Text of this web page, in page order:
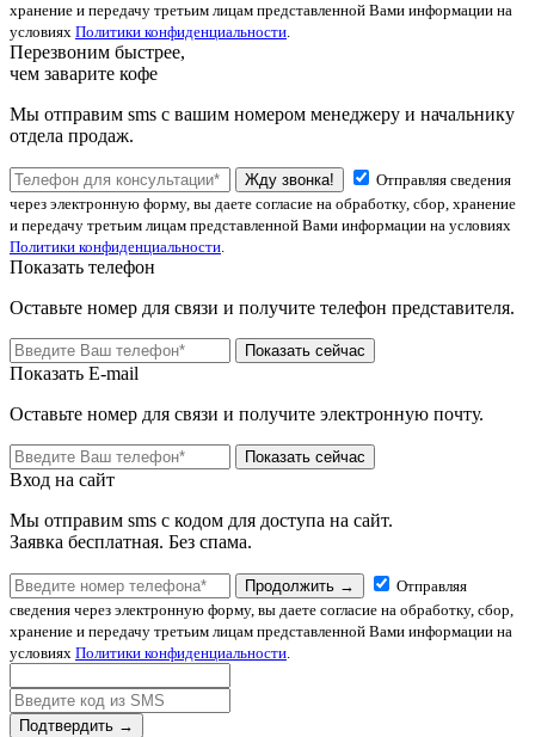
хранение и передачу третьим лицам представленной Вами информации на
условиях Политики конфиденциальности.
Перезвоним быстрее,
чем заварите кофе
Мы отправим sms с вашим номером менеджеру и начальнику
отдела продаж.
Жду звонка!
Отправляя сведения
через электронную форму, вы даете согласие на обработку, сбор, хранение
и передачу третьим лицам представленной Вами информации на условиях
Политики конфиденциальности.
Показать телефон
Оставьте номер для связи и получите телефон представителя.
Показать сейчас
Показать E-mail
Оставьте номер для связи и получите электронную почту.
Показать сейчас
Вход на сайт
Мы отправим sms с кодом для доступа на сайт.
Заявка бесплатная. Без спама.
Продолжить →
Отправляя
сведения через электронную форму, вы даете согласие на обработку, сбор,
хранение и передачу третьим лицам представленной Вами информации на
условиях Политики конфиденциальности.
Подтвердить →